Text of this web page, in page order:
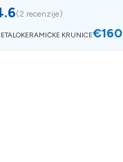
(2 recenzije)
KRUNICE€160